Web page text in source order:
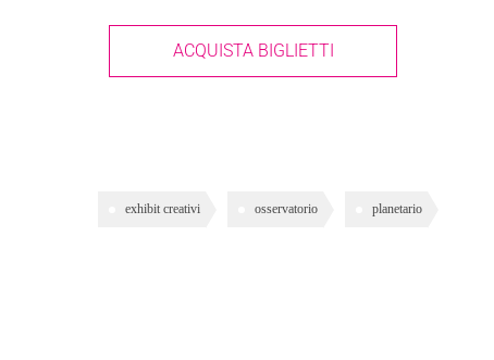
ACQUISTA BIGLIETTI
exhibit creativi osservatorio planetario